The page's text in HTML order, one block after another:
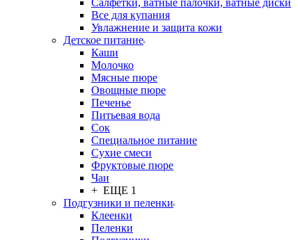
Салфетки, ватные палочки, ватные диски
Все для купания
Увлажнение и защита кожи
Детское питание
Каши
Молочко
Мясные пюре
Овощные пюре
Печенье
Питьевая вода
Сок
Специальное питание
Сухие смеси
Фруктовые пюре
Чаи
+ ЕЩЕ 1
Подгузники и пеленки
Клеенки
Пеленки